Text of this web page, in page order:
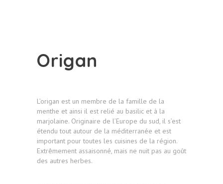
Origan
L’origan est un membre de la famille de la
menthe et ainsi il est relié au basilic et à la
marjolaine. Originaire de l’Europe du sud, il s’est
étendu tout autour de la méditerranée et est
important pour toutes les cuisines de la région.
Extrêmement assaisonné, mais ne nuit pas au goût
des autres herbes.